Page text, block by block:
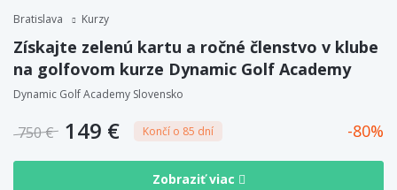
Bratislava Kurzy
Získajte zelenú kartu a ročné členstvo v klube
na golfovom kurze Dynamic Golf Academy
Dynamic Golf Academy Slovensko
750 € 149 € Končí o 85 dní 80
Zobraziť viac